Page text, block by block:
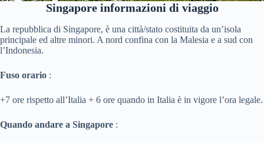
Singapore informazioni di viaggio
La repubblica di Singapore, è una città/stato costituita da un’isola
principale ed altre minori. A nord confina con la Malesia e a sud con
l’Indonesia.
Fuso orario :
+7 ore rispetto all’Italia + 6 ore quando in Italia è in vigore l’ora legale.
Quando andare a Singapore :